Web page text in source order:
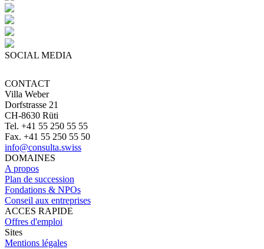
SOCIAL MEDIA
CONTACT
Villa Weber
Dorfstrasse 21
CH-8630 Rüti
Tel. +41 55 250 55 55
Fax. +41 55 250 55 50
info@consulta.swiss
DOMAINES
A propos
Plan de succession
Fondations & NPOs
Conseil aux entreprises
ACCES RAPIDE
Offres d'emploi
Sites
Mentions légales